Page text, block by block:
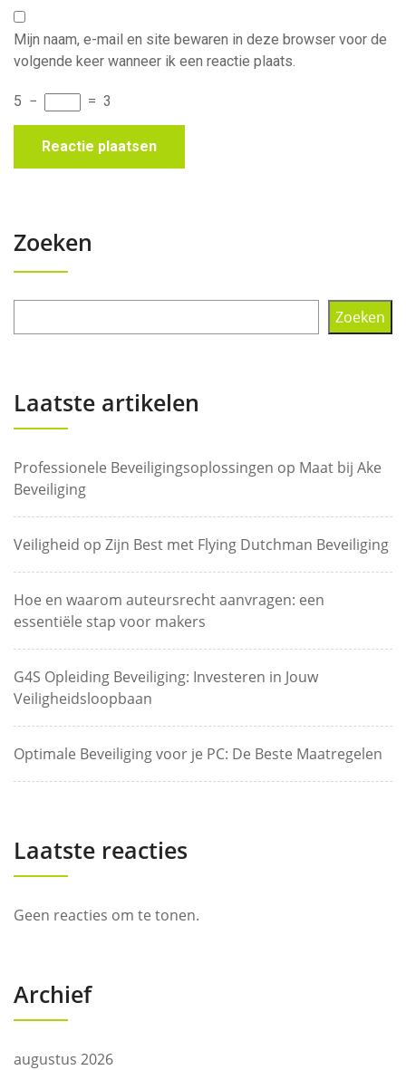
Mijn naam, e-mail en site bewaren in deze browser voor de
volgende keer wanneer ik een reactie plaats.
5 − = 3
Zoeken
Zoeken
Laatste artikelen
Professionele Beveiligingsoplossingen op Maat bij Ake
Beveiliging
Veiligheid op Zijn Best met Flying Dutchman Beveiliging
Hoe en waarom auteursrecht aanvragen: een
essentiële stap voor makers
G4S Opleiding Beveiliging: Investeren in Jouw
Veiligheidsloopbaan
Optimale Beveiliging voor je PC: De Beste Maatregelen
Laatste reacties
Geen reacties om te tonen.
Archief
augustus 2026